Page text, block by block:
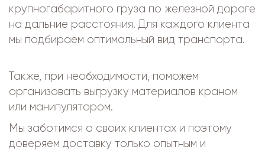
крупногабаритного груза по железной дороге
на дальние расстояния. Для каждого клиента
мы подбираем оптимальный вид транспорта.
Также, при необходимости, поможем
организовать выгрузку материалов краном
или манипулятором.
Мы заботимся о своих клиентах и поэтому
доверяем доставку только опытным и